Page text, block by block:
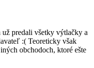
predali všetky výtlačky a
:( Teoreticky však
obchodoch, ktoré ešte